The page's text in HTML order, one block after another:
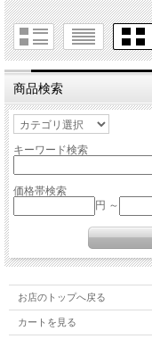
商品検索
キーワード検索
価格帯検索
円 ～
お店のトップへ戻る
カートを見る